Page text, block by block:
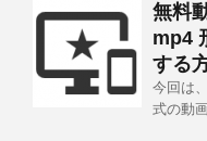
無料
mp4
する
今回は
式の動